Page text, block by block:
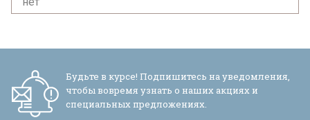
Будьте в курсе! Подпишитесь на уведомления,
чтобы вовремя узнать о наших акциях и
специальных предложениях.